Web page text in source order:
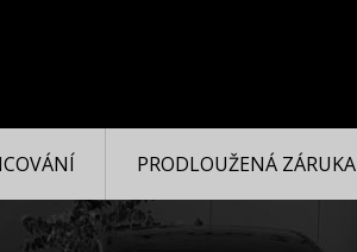
PRODLOUŽENÁ ZÁRUKA